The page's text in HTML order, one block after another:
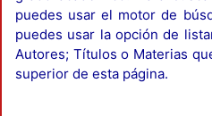
puedes usar el motor de
puedes usar la opción de
Autores; Títulos o Materias
superior de esta página.